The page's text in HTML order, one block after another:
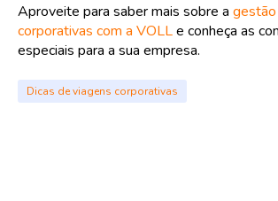
Aproveite para saber mais sobre a
corporativas com a VOLLe conheça as
especiais para a sua empresa.
Dicas de viagens corporativas